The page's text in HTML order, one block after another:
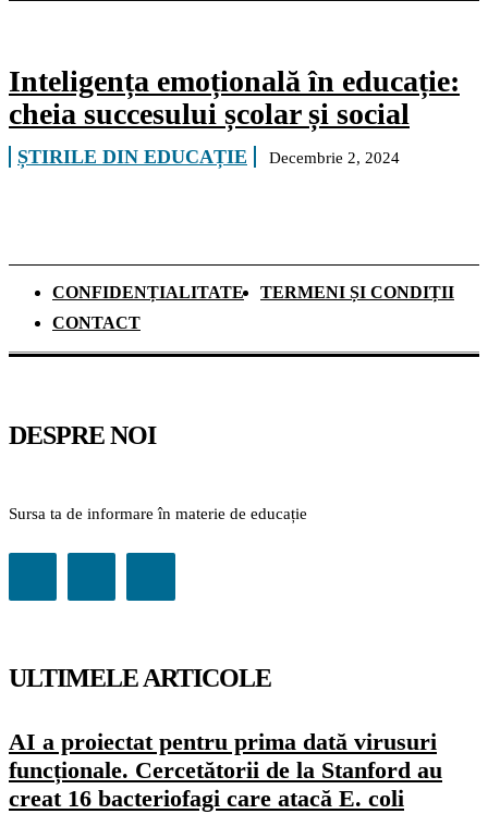
Inteligența emoțională în educație:
cheia succesului școlar și social
ȘTIRILE DIN EDUCAȚIE Decembrie 2, 2024
CONFIDENȚIALITATE
TERMENI ȘI CONDIȚII
CONTACT
DESPRE NOI
Sursa ta de informare în materie de educație
ULTIMELE ARTICOLE
AI a proiectat pentru prima dată virusuri
funcționale. Cercetătorii de la Stanford au
creat 16 bacteriofagi care atacă E. coli